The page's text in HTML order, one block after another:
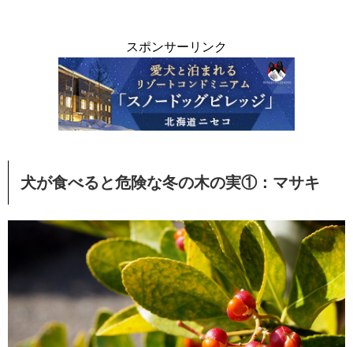
スポンサーリンク
犬が食べると危険な冬の木の実①：マサキ